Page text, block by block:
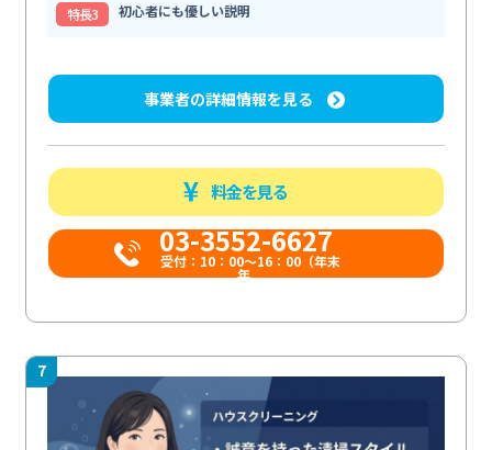
特⻑3
初心者にも優しい説明
事業者の詳細情報を見る
料金を見る
03-3552-6627
受付：10：00～16：00（年末
年...
7